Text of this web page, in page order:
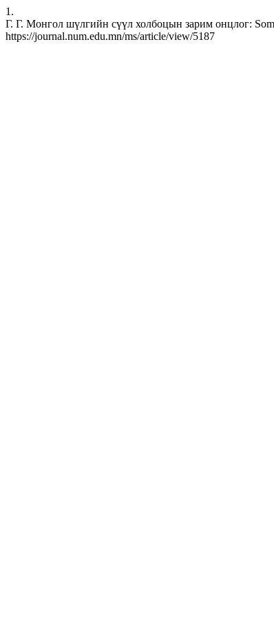
1.
Г. Г. Монгол шүлгийн сүүл холбоцын зарим онцлог:
https://journal.num.edu.mn/ms/article/view/5187